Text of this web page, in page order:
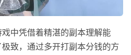
中凭借着精湛的副本理解能
致，通过多开打副本分钱的方